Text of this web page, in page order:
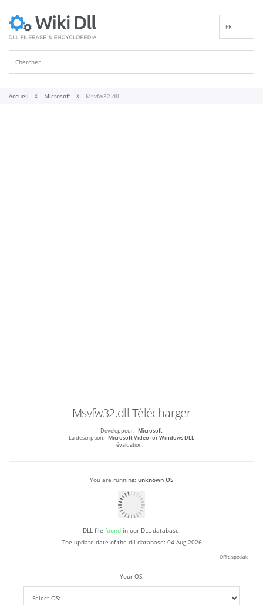
FR
Accueil Microsoft Msvfw32.dll
Msvfw32.dll Télécharger
Développeur: Microsoft
La description: Microsoft Video for Windows DLL
évaluation:
You are running: unknown OS
DLL file foundin our DLL database.
The update date of the dll database: 04 Aug 2026
Offre spéciale
Your OS: